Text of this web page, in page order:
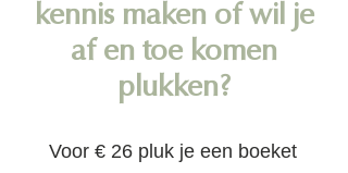
kennis maken of wil je
af en toe komen
plukken?
Voor € 26 pluk je een boeket